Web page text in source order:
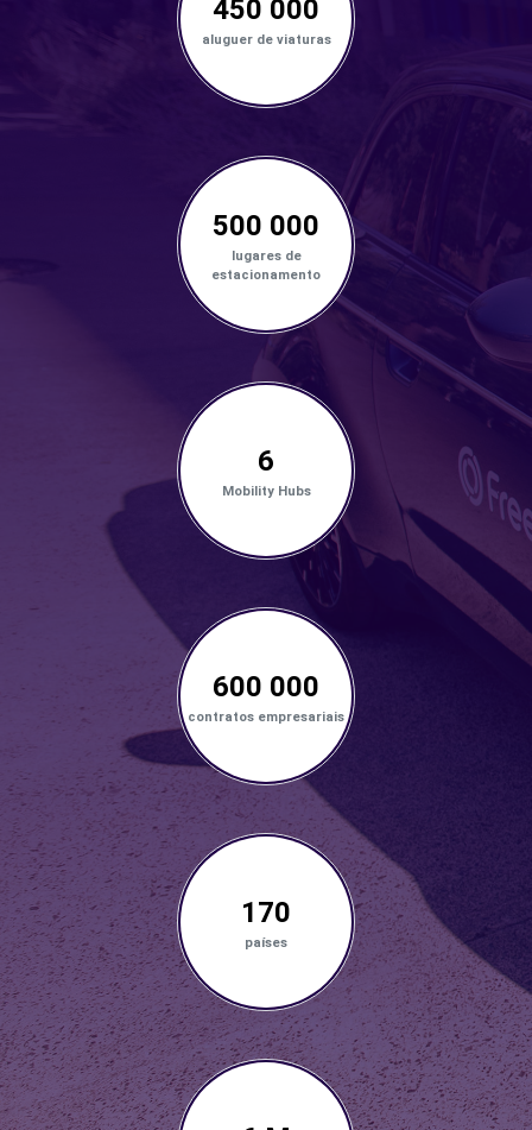
450 000
aluguer de viaturas
500 000
lugares de
estacionamento
6
Mobility Hubs
600 000
contratos empresariais
170
países